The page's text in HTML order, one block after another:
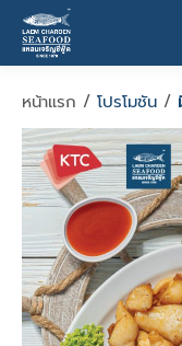
หน้าแรก / โปรโมชัน /